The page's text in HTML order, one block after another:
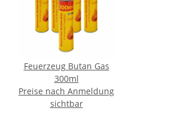
Feuerzeug Butan Gas
300ml
Preise nach Anmeldung
sichtbar